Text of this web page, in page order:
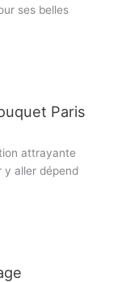
ses belles
Paris
attrayante
y aller dépend